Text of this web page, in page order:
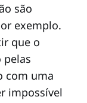
são
exemplo.
que o
pelas
com uma
impossível